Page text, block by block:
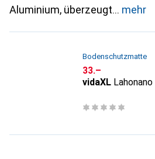
Aluminium, überzeugt
mehr
Bodenschutzmatte
CHF
33.–
vidaXL